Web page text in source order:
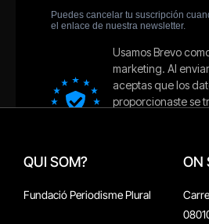
QUI SOM?
Fundació Periodisme Plural
ON